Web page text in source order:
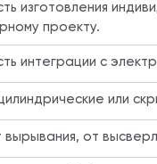
изготовления
проекту.
интеграции с
или
от